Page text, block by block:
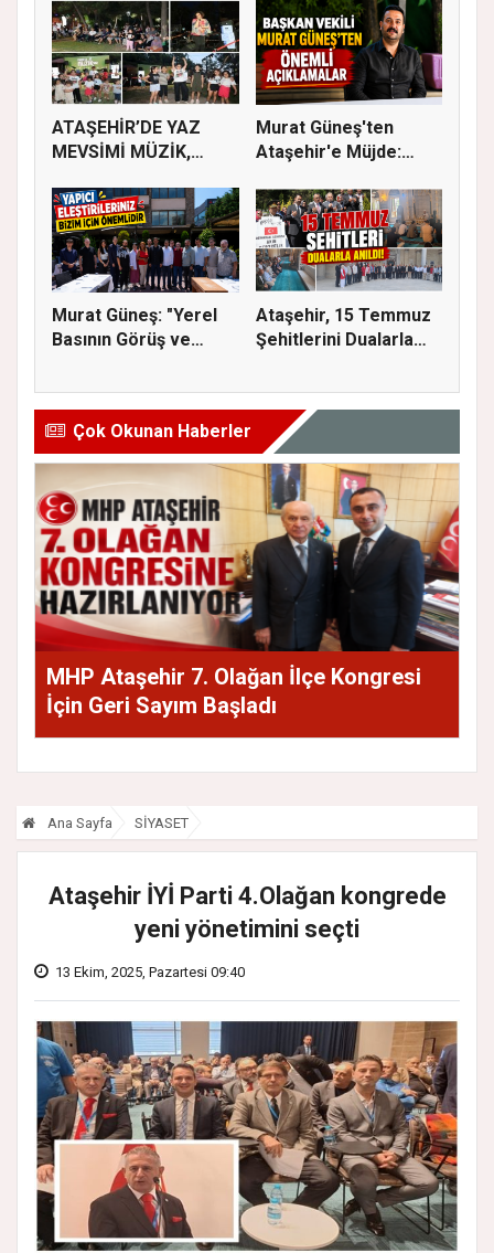
ATAŞEHİR’DE YAZ
MEVSİMİ MÜZİK,
Murat Güneş'ten
Ataşehir'e Müjde:
Murat Güneş: "Yerel
Basının Görüş ve
Ataşehir, 15 Temmuz
Şehitlerini Dualarla
Çok Okunan Haberler
MHP Ataşehir 7. Olağan İlçe Kongresi
İçin Geri Sayım Başladı
Ana Sayfa SİYASET
Ataşehir İYİ Parti 4.Olağan kongrede
yeni yönetimini seçti
13 Ekim, 2025, Pazartesi 09:40